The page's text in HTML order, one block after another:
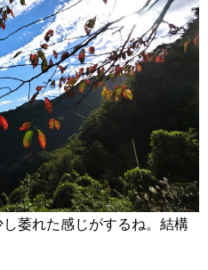
萎れた感じがするね。結構